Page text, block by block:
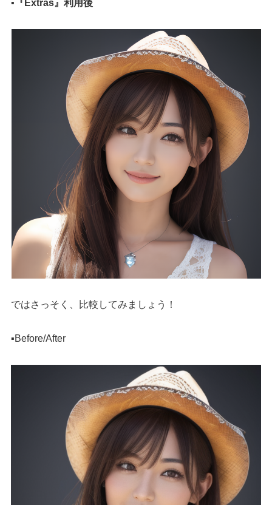
▪️ 『Extras』利用後
ではさっそく、比較してみましょう！
▪️Before/After